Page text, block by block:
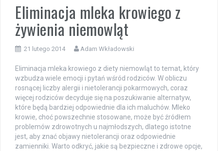
Eliminacja mleka krowiego z
żywienia niemowląt
21 lutego 2014 Adam Wkładowski
Eliminacja mleka krowiego z diety niemowląt to temat, który
wzbudza wiele emocji i pytań wśród rodziców. W obliczu
rosnącej liczby alergii i nietolerancji pokarmowych, coraz
więcej rodziców decyduje się na poszukiwanie alternatyw,
które będą bardziej odpowiednie dla ich maluchów. Mleko
krowie, choć powszechnie stosowane, może być źródłem
problemów zdrowotnych u najmłodszych, dlatego istotne
jest, aby znać objawy nietolerancji oraz odpowiednie
zamienniki. Warto odkryć, jakie są bezpieczne i zdrowe opcje,